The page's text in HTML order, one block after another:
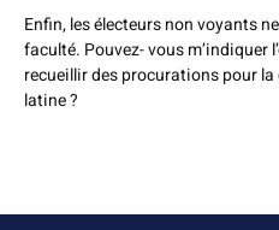
Enfin, les électeurs non voyants
faculté. Pouvez- vous m’indiquer
recueillir des procurations pour
latine ?